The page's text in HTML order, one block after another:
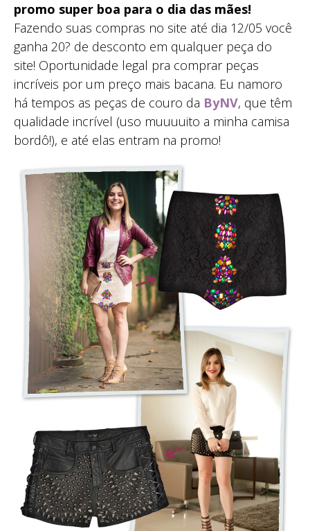
promo super boa para o dia das mães!
Fazendo suas compras no site até dia 12/05 você
ganha 20? de desconto em qualquer peça do
site! Oportunidade legal pra comprar peças
incríveis por um preço mais bacana. Eu namoro
há tempos as peças de couro da ByNV, que têm
qualidade incrível (uso muuuuito a minha camisa
bordô!), e até elas entram na promo!